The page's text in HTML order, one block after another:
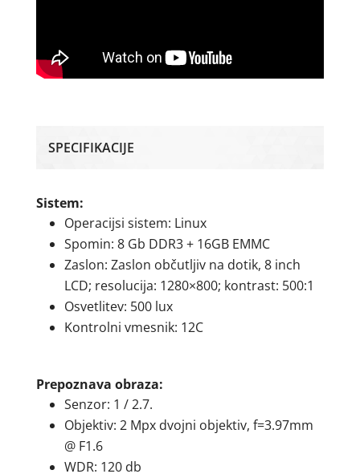
SPECIFIKACIJE
Sistem:
Operacijsi sistem: Linux
Spomin: 8 Gb DDR3 + 16GB EMMC
Zaslon: Zaslon občutljiv na dotik, 8 inch
LCD; resolucija: 1280×800; kontrast: 500:1
Osvetlitev: 500 lux
Kontrolni vmesnik: 12C
Prepoznava obraza:
Senzor: 1 / 2.7.
Objektiv: 2 Mpx dvojni objektiv, f=3.97mm
@ F1.6
WDR: 120 db